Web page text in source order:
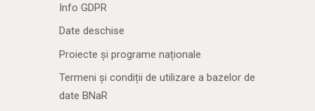
Info GDPR
Date deschise
Proiecte și programe naționale
Termeni și condiții de utilizare a bazelor de
date BNaR